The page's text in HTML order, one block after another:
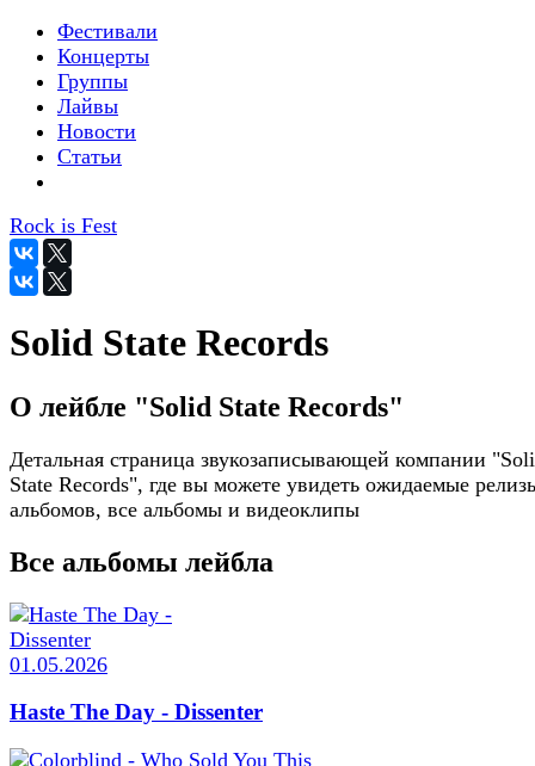
Фестивали
Концерты
Группы
Лайвы
Новости
Статьи
Rock is Fest
Solid State Records
О лейбле "Solid State Records"
Детальная страница звукозаписывающей компании
State Records", где вы можете увидеть ожидаемые
альбомов, все альбомы и видеоклипы
Все альбомы лейбла
01.05.2026
Haste The Day - Dissenter